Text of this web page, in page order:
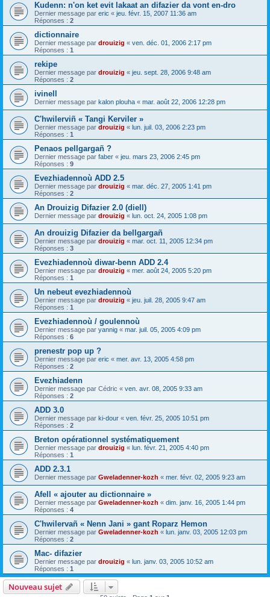
Kudenn: n'on ket evit lakaat an difazier da vont en-dro
Dernier message par eric « jeu. févr. 15, 2007 11:36 am
Réponses : 2
dictionnaire
Dernier message par drouizig « ven. déc. 01, 2006 2:17 pm
Réponses : 1
rekipe
Dernier message par drouizig « jeu. sept. 28, 2006 9:48 am
Réponses : 2
ivinell
Dernier message par kalon plouha « mar. août 22, 2006 12:28 pm
C'hwilerviñ « Tangi Kerviler »
Dernier message par drouizig « lun. juil. 03, 2006 2:23 pm
Réponses : 1
Penaos pellgargañ ?
Dernier message par faber « jeu. mars 23, 2006 2:45 pm
Réponses : 9
Evezhiadennoù ADD 2.5
Dernier message par drouizig « mar. déc. 27, 2005 1:41 pm
Réponses : 2
An Drouizig Difazier 2.0 (diell)
Dernier message par drouizig « lun. oct. 24, 2005 1:08 pm
An drouizig Difazier da bellgargañ
Dernier message par drouizig « mar. oct. 11, 2005 12:34 pm
Réponses : 3
Evezhiadennoù diwar-benn ADD 2.4
Dernier message par drouizig « mer. août 24, 2005 5:20 pm
Réponses : 1
Un nebeut evezhiadennoù
Dernier message par drouizig « jeu. juil. 28, 2005 9:47 am
Réponses : 1
Evezhiadennoù / goulennoù
Dernier message par yannig « mar. juil. 05, 2005 4:09 pm
Réponses : 6
prenestr pop up ?
Dernier message par eric « mer. avr. 13, 2005 4:58 pm
Réponses : 2
Evezhiadenn
Dernier message par Cédric « ven. avr. 08, 2005 9:33 am
Réponses : 2
ADD 3.0
Dernier message par ki-dour « ven. févr. 25, 2005 10:51 pm
Réponses : 2
Breton opérationnel systématiquement
Dernier message par drouizig « lun. févr. 21, 2005 4:40 pm
Réponses : 1
ADD 2.3.1
Dernier message par Gweladenner-kozh « mer. févr. 02, 2005 9:23 am
Afell « ajouter au dictionnaire »
Dernier message par Gweladenner-kozh « dim. janv. 16, 2005 1:44 pm
Réponses : 4
C'hwilervañ « Nenn Jani » gant Roparz Hemon
Dernier message par Gweladenner-kozh « lun. janv. 03, 2005 12:03 pm
Réponses : 2
Mac- difazier
Dernier message par drouizig « lun. janv. 03, 2005 10:52 am
Réponses : 1
Nouveau sujet